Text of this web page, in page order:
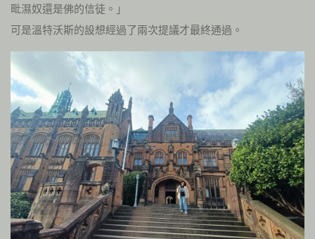
毗濕奴還是佛的信徒。」
可是溫特沃斯的設想經過了兩次提議才最終通過。